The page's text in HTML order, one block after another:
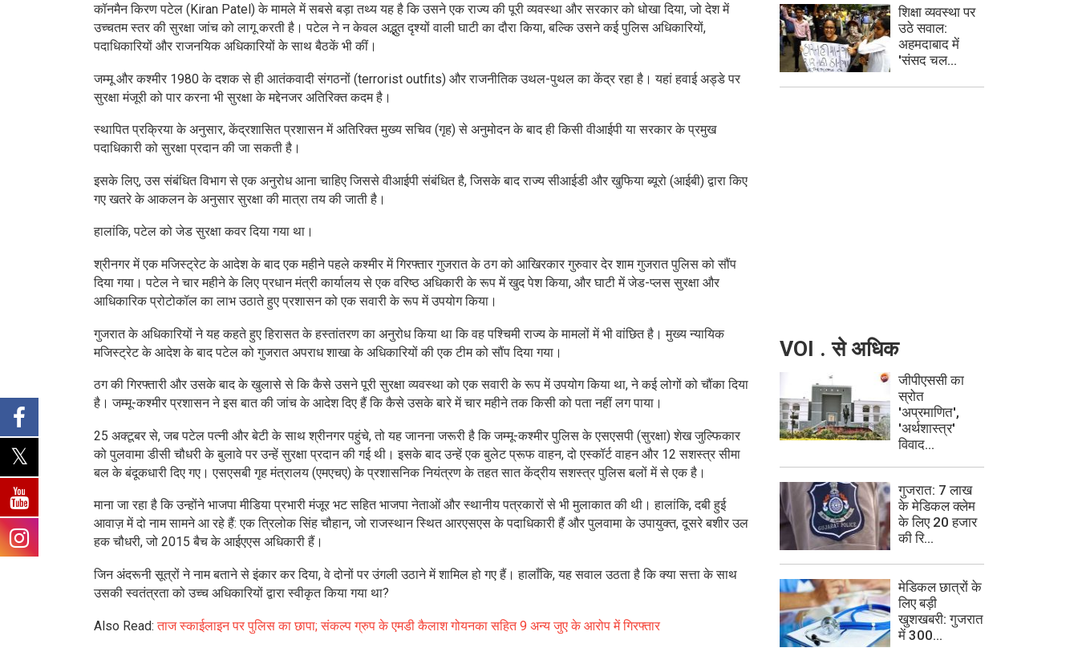
कॉनमैन किरण पटेल (Kiran Patel) के मामले में सबसे बड़ा तथ्य यह है कि उसने एक राज्य की पूरी व्यवस्था और सरकार को धोखा दिया, जो देश में
उच्चतम स्तर की सुरक्षा जांच को लागू करती है। पटेल ने न केवल अद्भुत दृश्यों वाली घाटी का दौरा किया, बल्कि उसने कई पुलिस अधिकारियों,
पदाधिकारियों और राजनयिक अधिकारियों के साथ बैठकें भी कीं।
जम्मू और कश्मीर 1980 के दशक से ही आतंकवादी संगठनों (terrorist outfits) और राजनीतिक उथल-पुथल का केंद्र रहा है। यहां हवाई अड्डे पर
सुरक्षा मंजूरी को पार करना भी सुरक्षा के मद्देनजर अतिरिक्त कदम है।
स्थापित प्रक्रिया के अनुसार, केंद्रशासित प्रशासन में अतिरिक्त मुख्य सचिव (गृह) से अनुमोदन के बाद ही किसी वीआईपी या सरकार के प्रमुख
पदाधिकारी को सुरक्षा प्रदान की जा सकती है।
इसके लिए, उस संबंधित विभाग से एक अनुरोध आना चाहिए जिससे वीआईपी संबंधित है, जिसके बाद राज्य सीआईडी और खुफिया ब्यूरो (आईबी) द्वारा किए
गए खतरे के आकलन के अनुसार सुरक्षा की मात्रा तय की जाती है।
हालांकि, पटेल को जेड सुरक्षा कवर दिया गया था।
श्रीनगर में एक मजिस्ट्रेट के आदेश के बाद एक महीने पहले कश्मीर में गिरफ्तार गुजरात के ठग को आखिरकार गुरुवार देर शाम गुजरात पुलिस को सौंप
दिया गया। पटेल ने चार महीने के लिए प्रधान मंत्री कार्यालय से एक वरिष्ठ अधिकारी के रूप में खुद पेश किया, और घाटी में जेड-प्लस सुरक्षा और
आधिकारिक प्रोटोकॉल का लाभ उठाते हुए प्रशासन को एक सवारी के रूप में उपयोग किया।
गुजरात के अधिकारियों ने यह कहते हुए हिरासत के हस्तांतरण का अनुरोध किया था कि वह पश्चिमी राज्य के मामलों में भी वांछित है। मुख्य न्यायिक
मजिस्ट्रेट के आदेश के बाद पटेल को गुजरात अपराध शाखा के अधिकारियों की एक टीम को सौंप दिया गया।
ठग की गिरफ्तारी और उसके बाद के खुलासे से कि कैसे उसने पूरी सुरक्षा व्यवस्था को एक सवारी के रूप में उपयोग किया था, ने कई लोगों को चौंका दिया
है। जम्मू-कश्मीर प्रशासन ने इस बात की जांच के आदेश दिए हैं कि कैसे उसके बारे में चार महीने तक किसी को पता नहीं लग पाया।
25 अक्टूबर से, जब पटेल पत्नी और बेटी के साथ श्रीनगर पहुंचे, तो यह जानना जरूरी है कि जम्मू-कश्मीर पुलिस के एसएसपी (सुरक्षा) शेख जुल्फिकार
को पुलवामा डीसी चौधरी के बुलावे पर उन्हें सुरक्षा प्रदान की गई थी। इसके बाद उन्हें एक बुलेट प्रूफ वाहन, दो एस्कॉर्ट वाहन और 12 सशस्त्र सीमा
बल के बंदूकधारी दिए गए। एसएसबी गृह मंत्रालय (एमएचए) के प्रशासनिक नियंत्रण के तहत सात केंद्रीय सशस्त्र पुलिस बलों में से एक है।
माना जा रहा है कि उन्होंने भाजपा मीडिया प्रभारी मंजूर भट सहित भाजपा नेताओं और स्थानीय पत्रकारों से भी मुलाकात की थी। हालांकि, दबी हुई
आवाज़ में दो नाम सामने आ रहे हैं: एक त्रिलोक सिंह चौहान, जो राजस्थान स्थित आरएसएस के पदाधिकारी हैं और पुलवामा के उपायुक्त, दूसरे बशीर उल
हक चौधरी, जो 2015 बैच के आईएएस अधिकारी हैं।
जिन अंदरूनी सूत्रों ने नाम बताने से इंकार कर दिया, वे दोनों पर उंगली उठाने में शामिल हो गए हैं। हालाँकि, यह सवाल उठता है कि क्या सत्ता के साथ
उसकी स्वतंत्रता को उच्च अधिकारियों द्वारा स्वीकृत किया गया था?
Also Read:ताज स्काईलाइन पर पुलिस का छापा; संकल्प ग्रुप के एमडी कैलाश गोयनका सहित 9 अन्य जुए के आरोप में गिरफ्तार
शिक्षा व्यवस्था पर
उठे सवाल:
अहमदाबाद में
'संसद चल...
VOI . से अधिक
जीपीएससी का
स्रोत
'अप्रमाणित',
'अर्थशास्त्र'
विवाद...
गुजरात: 7 लाख
के मेडिकल क्लेम
के लिए 20 हजार
की रि...
मेडिकल छात्रों के
लिए बड़ी
खुशखबरी: गुजरात
में 300...